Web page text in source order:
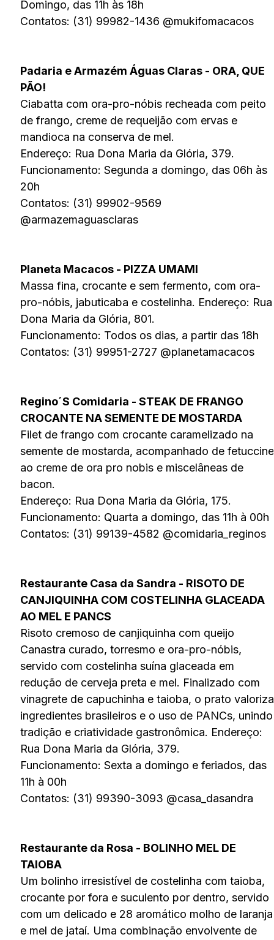
Domingo, das 11h às 18h
Contatos: (31) 99982-1436 @mukifomacacos
Padaria e Armazém Águas Claras - ORA, QUE
PÃO!
Ciabatta com ora-pro-nóbis recheada com peito
de frango, creme de requeijão com ervas e
mandioca na conserva de mel.
Endereço: Rua Dona Maria da Glória, 379.
Funcionamento: Segunda a domingo, das 06h às
20h
Contatos: (31) 99902-9569
@armazemaguasclaras
Planeta Macacos - PIZZA UMAMI
Massa fina, crocante e sem fermento, com ora-
pro-nóbis, jabuticaba e costelinha. Endereço: Rua
Dona Maria da Glória, 801.
Funcionamento: Todos os dias, a partir das 18h
Contatos: (31) 99951-2727 @planetamacacos
Regino´S Comidaria - STEAK DE FRANGO
CROCANTE NA SEMENTE DE MOSTARDA
Filet de frango com crocante caramelizado na
semente de mostarda, acompanhado de fetuccine
ao creme de ora pro nobis e miscelâneas de
bacon.
Endereço: Rua Dona Maria da Glória, 175.
Funcionamento: Quarta a domingo, das 11h à 00h
Contatos: (31) 99139-4582 @comidaria_reginos
Restaurante Casa da Sandra - RISOTO DE
CANJIQUINHA COM COSTELINHA GLACEADA
AO MEL E PANCS
Risoto cremoso de canjiquinha com queijo
Canastra curado, torresmo e ora-pro-nóbis,
servido com costelinha suína glaceada em
redução de cerveja preta e mel. Finalizado com
vinagrete de capuchinha e taioba, o prato valoriza
ingredientes brasileiros e o uso de PANCs, unindo
tradição e criatividade gastronômica. Endereço:
Rua Dona Maria da Glória, 379.
Funcionamento: Sexta a domingo e feriados, das
11h à 00h
Contatos: (31) 99390-3093 @casa_dasandra
Restaurante da Rosa - BOLINHO MEL DE
TAIOBA
Um bolinho irresistível de costelinha com taioba,
crocante por fora e suculento por dentro, servido
com um delicado e 28 aromático molho de laranja
e mel de jataí. Uma combinação envolvente de